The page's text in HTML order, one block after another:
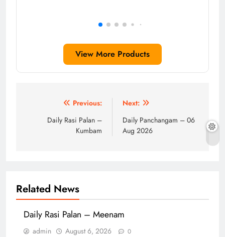
View More Products
Previous:
Daily Rasi Palan –
Kumbam
Next:
Daily Panchangam – 06
Aug 2026
Related News
Daily Rasi Palan – Meenam
admin August 6, 2026 0